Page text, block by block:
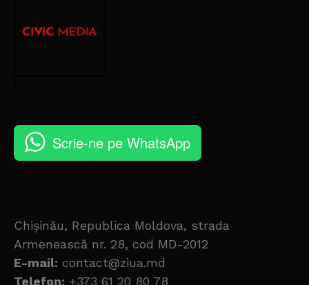
Scrie-ne pe WhatsApp
Chișinău, Republica Moldova, strada
Armenească nr. 28, cod MD-2012
E-mail: contact@ziua.md
Telefon: +373 61 20 80 78